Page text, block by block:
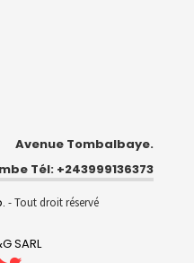
Avenue Tombalbaye.
Tél: +243999136373
- Tout droit réservé
SARL